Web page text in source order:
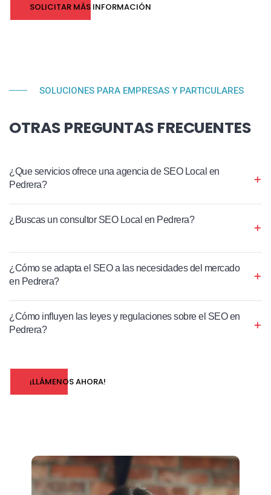
SOLICITAR MÁS INFORMACIÓN
SOLUCIONES PARA EMPRESAS Y PARTICULARES
OTRAS PREGUNTAS FRECUENTES
¿Que servicios ofrece una agencia de SEO Local en
Pedrera?
¿Buscas un consultor SEO Local en Pedrera?
¿Cómo se adapta el SEO a las necesidades del mercado
en Pedrera?
¿Cómo influyen las leyes y regulaciones sobre el SEO en
Pedrera?
¡LLÁMENOS AHORA!